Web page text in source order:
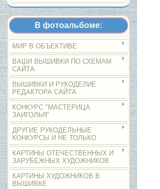
В фотоальбоме:
МИР В ОБЪЕКТИВЕ
ВАШИ ВЫШИВКИ ПО СХЕМАМ
САЙТА
ВЫШИВКИ И РУКОДЕЛИЕ
РЕДАКТОРА САЙТА
КОНКУРС "МАСТЕРИЦА
ЗАИГОЛЬЯ"
ДРУГИЕ РУКОДЕЛЬНЫЕ
КОНКУРСЫ И НЕ ТОЛЬКО
КАРТИНЫ ОТЕЧЕСТВЕННЫХ И
ЗАРУБЕЖНЫХ ХУДОЖНИКОВ
КАРТИНЫ ХУДОЖНИКОВ В
ВЫШИВКЕ